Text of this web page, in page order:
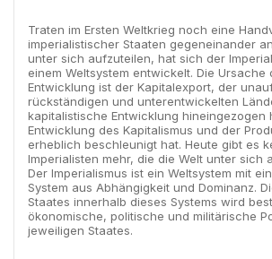
Traten im Ersten Weltkrieg noch eine
imperialistischer Staaten gegeneinander
unter sich aufzuteilen, hat sich der
einem Weltsystem entwickelt. Die Ursache
Entwicklung ist der Kapitalexport, der
rückständigen und unterentwickelten
kapitalistische Entwicklung hineingezogen
Entwicklung des Kapitalismus und der
erheblich beschleunigt hat. Heute gibt es
Imperialisten mehr, die die Welt unter sich
Der Imperialismus ist ein Weltsystem mit
System aus Abhängigkeit und Dominanz.
Staates innerhalb dieses Systems wird
ökonomische, politische und militärische
jeweiligen Staates.